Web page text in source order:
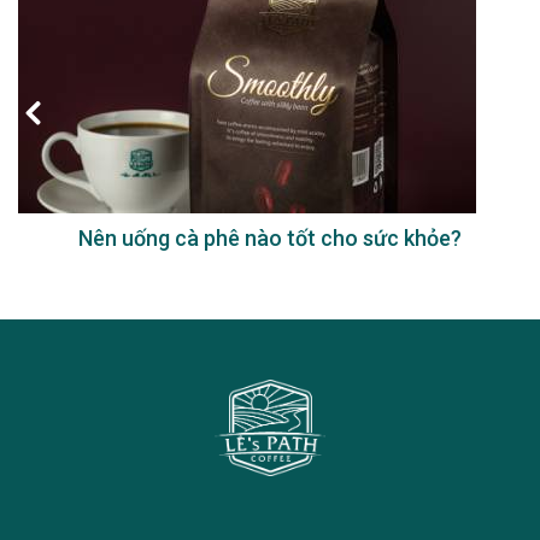
Nên uống cà phê nào tốt cho sức khỏe?